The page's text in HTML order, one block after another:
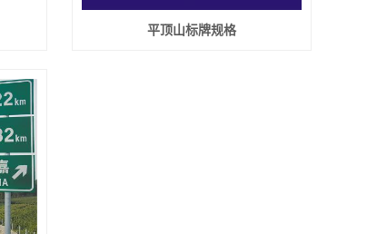
平顶山标牌规格